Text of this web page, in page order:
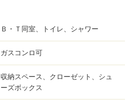
Ｂ・Ｔ同室、トイレ、シャワー
ガスコンロ可
収納スペース、クローゼット、シュ
ーズボックス